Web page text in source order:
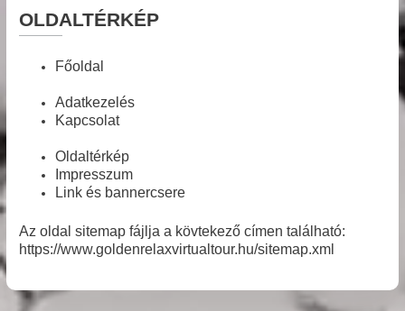
OLDALTÉRKÉP
Főoldal
Adatkezelés
Kapcsolat
Oldaltérkép
Impresszum
Link és bannercsere
Az oldal sitemap fájlja a kövtekező címen található:
https://www.goldenrelaxvirtualtour.hu/sitemap.xml